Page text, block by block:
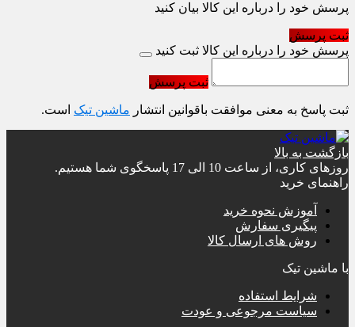
پرسش خود را درباره این کالا بیان کنید
ثبت پرسش
پرسش خود را درباره این کالا ثبت کنید
ثبت پرسش
ثبت پاسخ به معنی موافقت باقوانین انتشار ماشین تیک است.
بازگشت به بالا
روزهای کاری، از ساعت 10 الی 17 پاسخگوی شما هستیم.
راهنمای خرید
آموزش نحوه خرید
پیگیری سفارش
روش های ارسال کالا
با ماشین تیک
شرایط استفاده
سیاست مرجوعی و عودت